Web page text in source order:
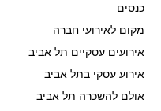
כנסים
מקום לאירועי חברה
אירועים עסקיים תל אביב
אירוע עסקי בתל אביב
אולם להשכרה תל אביב